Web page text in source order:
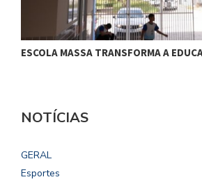
ESCOLA MASSA TRANSFORMA A
NOTÍCIAS
GERAL
Esportes